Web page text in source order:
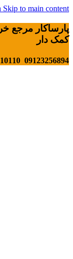
Skip to main content
پارساکار مرجع
کمک دار
09123256894 021-86010110